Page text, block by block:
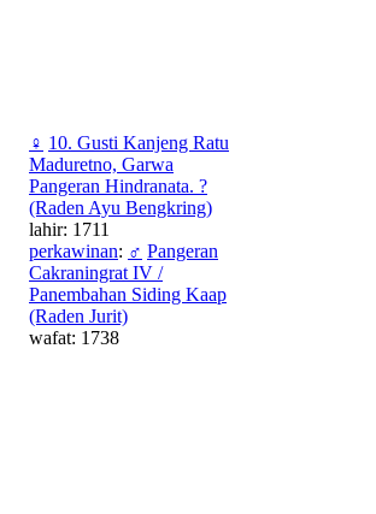
♀ 10. Gusti Kanjeng Ratu
Maduretno, Garwa
Pangeran Hindranata. ?
(Raden Ayu Bengkring)
lahir: 1711
perkawinan: ♂ Pangeran
Cakraningrat IV /
Panembahan Siding Kaap
(Raden Jurit)
wafat: 1738